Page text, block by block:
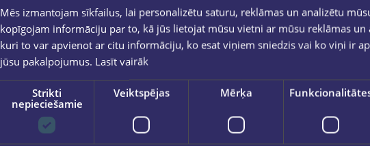
Mēs izmantojam sīkfailus, lai personalizētu saturu, reklāmas un analizētu
kopīgojam informāciju par to, kā jūs lietojat mūsu vietni ar mūsu reklāmas un
kuri to var apvienot ar citu informāciju, ko esat viņiem sniedzis vai ko viņi ir
jūsu pakalpojumus. Lasīt vairāk
Strikti
nepieciešamie
Veiktspējas Mērķa